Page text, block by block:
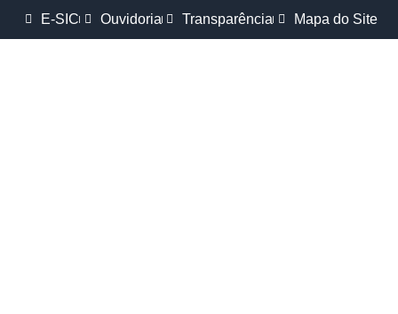
E-SIC Ouvidoria Transparência Mapa do Site